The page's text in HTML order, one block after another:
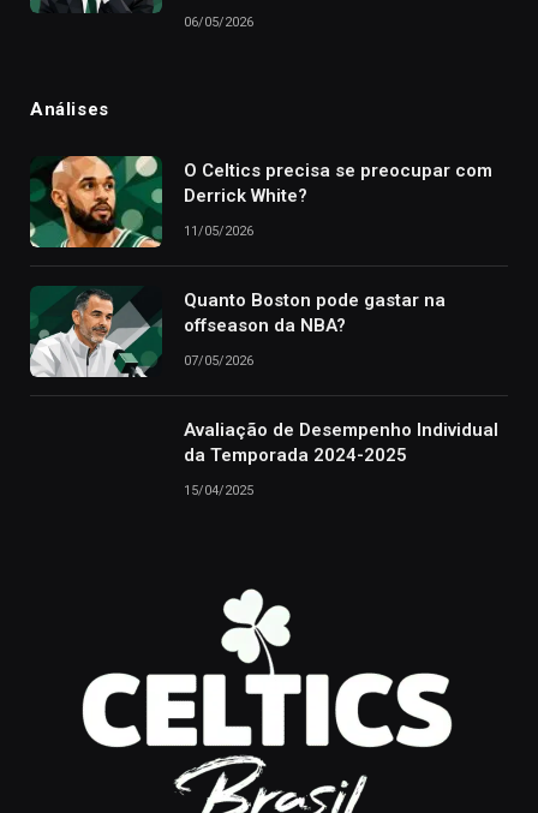
06/05/2026
Análises
O Celtics precisa se preocupar com
Derrick White?
11/05/2026
Quanto Boston pode gastar na
offseason da NBA?
07/05/2026
Avaliação de Desempenho Individual
da Temporada 2024-2025
15/04/2025